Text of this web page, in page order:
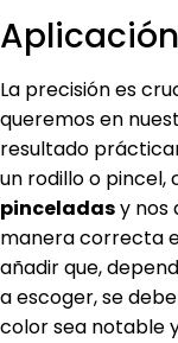
La precisión es
queremos en
resultado
un rodillo o
pinceladasy nos
manera correcta
añadir que,
a escoger, se
color sea notable